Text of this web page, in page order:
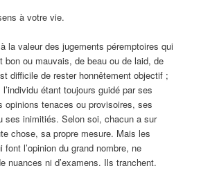
à votre vie.
la valeur des jugements péremptoires qui
bon ou mauvais, de beau ou de laid, de
difficile de rester honnêtement objectif ;
étant toujours guidé par ses
opinions tenaces ou provisoires, ses
ses inimitiés. Selon soi, chacun a sur
chose, sa propre mesure. Mais les
l’opinion du grand nombre, ne
nuances ni d’examens. Ils tranchent.